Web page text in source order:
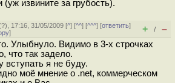
извините за грубость).
?), 17:16, 31/05/2009 [^] [^^] [^^^] [ответить]
] + / –
Улыбнуло. Видимо в 3-х строчках
что так задело.
вступать я не буду.
моё мнение о .net, коммерческом